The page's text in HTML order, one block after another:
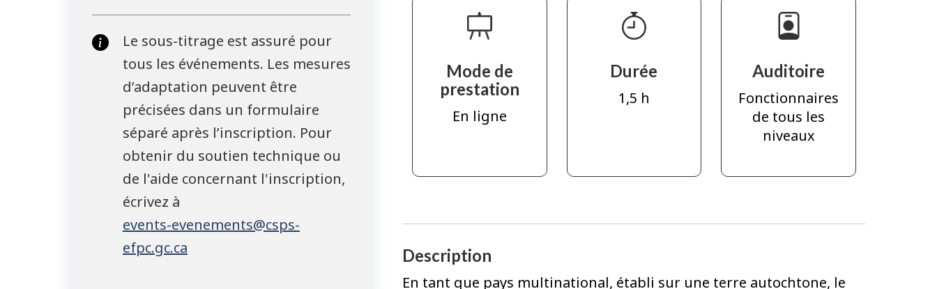
Le sous-titrage est assuré pour
tous les événements. Les mesures
d’adaptation peuvent être
précisées dans un formulaire
séparé après l’inscription. Pour
obtenir du soutien technique ou
de l'aide concernant l'inscription,
écrivez à
events-evenements@csps-
efpc.gc.ca
Mode de
prestation
En ligne
Durée
1,5 h
Auditoire
Fonctionnaires
de tous les
niveaux
Description
En tant que pays multinational, établi sur une terre autochtone, le